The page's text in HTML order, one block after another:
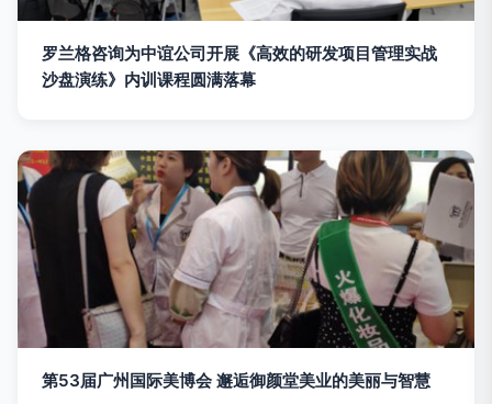
罗兰格咨询为中谊公司开展《高效的研发项目管理实战
沙盘演练》内训课程圆满落幕
第53届广州国际美博会 邂逅御颜堂美业的美丽与智慧